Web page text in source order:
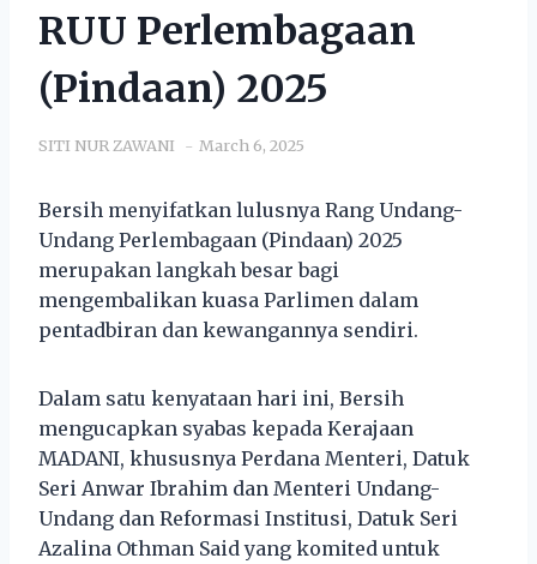
RUU Perlembagaan
(Pindaan) 2025
SITI NUR ZAWANI March 6, 2025
Bersih menyifatkan lulusnya Rang Undang-
Undang Perlembagaan (Pindaan) 2025
merupakan langkah besar bagi
mengembalikan kuasa Parlimen dalam
pentadbiran dan kewangannya sendiri.
Dalam satu kenyataan hari ini, Bersih
mengucapkan syabas kepada Kerajaan
MADANI, khususnya Perdana Menteri, Datuk
Seri Anwar Ibrahim dan Menteri Undang-
Undang dan Reformasi Institusi, Datuk Seri
Azalina Othman Said yang komited untuk